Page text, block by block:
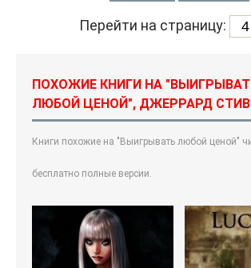
Перейти на страницу:
ПОХОЖИЕ КНИГИ НА
ЛЮБОЙ ЦЕНОЙ", ДЖЕРРАРД
Книги похожие на "Выигрывать любой ценой"
бесплатно полные версии.